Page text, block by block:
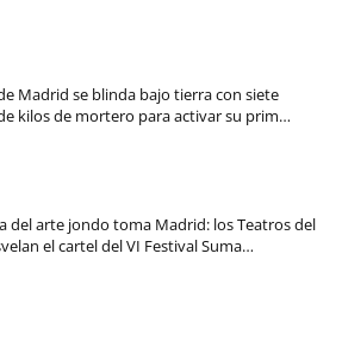
Madrid se blinda bajo tierra con siete
kilos de mortero para activar su prim…
del arte jondo toma Madrid: los Teatros del
el cartel del VI Festival Suma…